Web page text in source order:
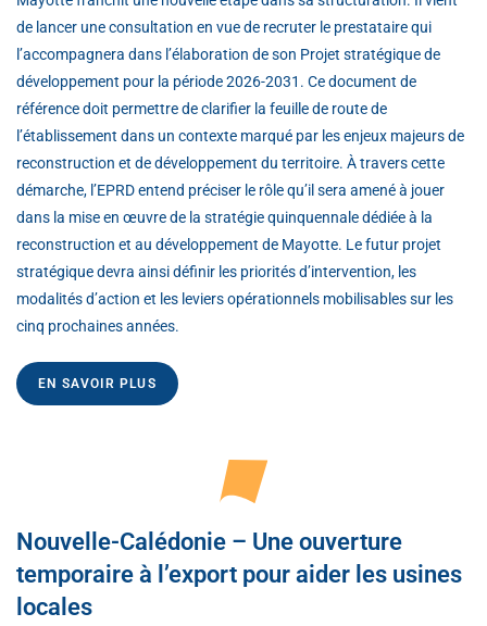
de lancer une consultation en vue de recruter le prestataire qui
l’accompagnera dans l’élaboration de son Projet stratégique de
développement pour la période 2026-2031. Ce document de
référence doit permettre de clarifier la feuille de route de
l’établissement dans un contexte marqué par les enjeux majeurs de
reconstruction et de développement du territoire. À travers cette
démarche, l’EPRD entend préciser le rôle qu’il sera amené à jouer
dans la mise en œuvre de la stratégie quinquennale dédiée à la
reconstruction et au développement de Mayotte. Le futur projet
stratégique devra ainsi définir les priorités d’intervention, les
modalités d’action et les leviers opérationnels mobilisables sur les
cinq prochaines années.
EN SAVOIR PLUS
Nouvelle-Calédonie – Une ouverture
temporaire à l’export pour aider les usines
locales